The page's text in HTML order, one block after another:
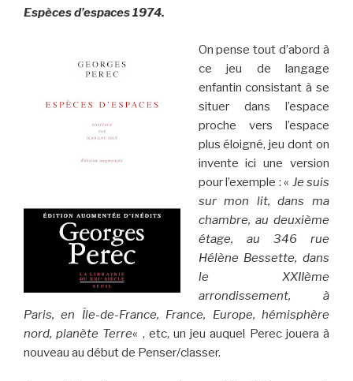
Espèces d’espaces 1974.
On pense tout d’abord à
ce jeu de langage
enfantin consistant à se
situer dans l’espace
proche vers l’espace
plus éloigné, jeu dont on
invente ici une version
pour l’exemple : « Je suis
sur mon lit, dans ma
chambre, au deuxième
étage, au 346 rue
Hélène Bessette, dans
le XXIIème
arrondissement, à
Paris, en Île-de-France, France, Europe, hémisphère
nord, planète Terre« , etc, un jeu auquel Perec jouera à
nouveau au début de Penser/classer.